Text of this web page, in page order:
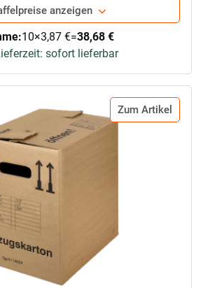
anzeigen
10×3,87 €=38,68 €
sofort lieferbar
Zum Artikel